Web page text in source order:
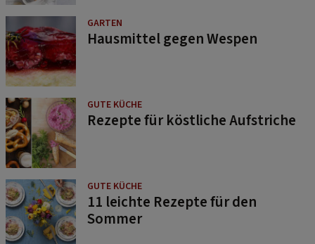
GARTEN
Hausmittel gegen Wespen
GUTE KÜCHE
Rezepte für köstliche Aufstriche
GUTE KÜCHE
11 leichte Rezepte für den
Sommer